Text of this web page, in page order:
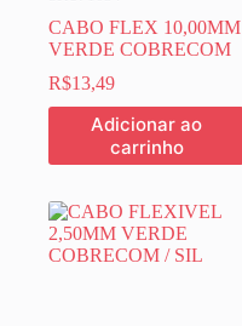
CABO FLEX 10,00MM
VERDE COBRECOM
R$13,49
Adicionar ao
carrinho